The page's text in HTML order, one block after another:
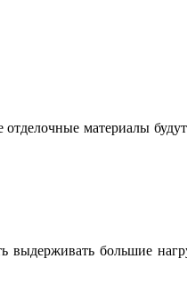
материалы
выдерживать большие